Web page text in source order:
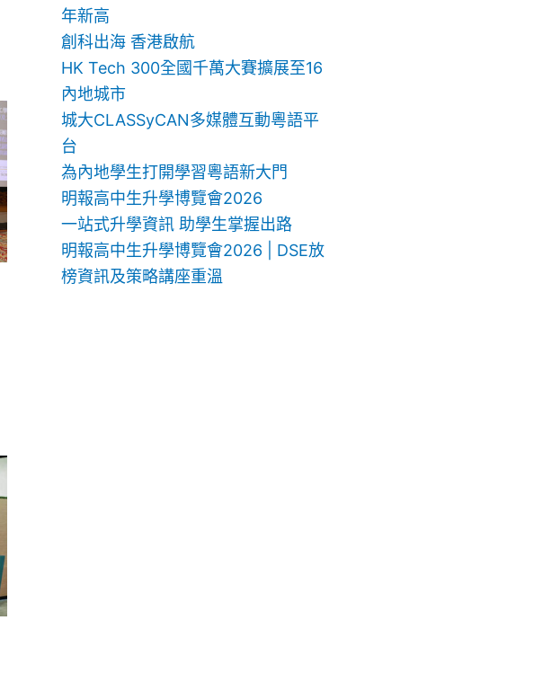
年新高
創科出海 香港啟航
HK Tech 300全國千萬大賽擴展至16
內地城市
城大CLASSyCAN多媒體互動粵語平
台
為內地學生打開學習粵語新大門
明報高中生升學博覽會2026
一站式升學資訊 助學生掌握出路
明報高中生升學博覽會2026 | DSE放
榜資訊及策略講座重溫